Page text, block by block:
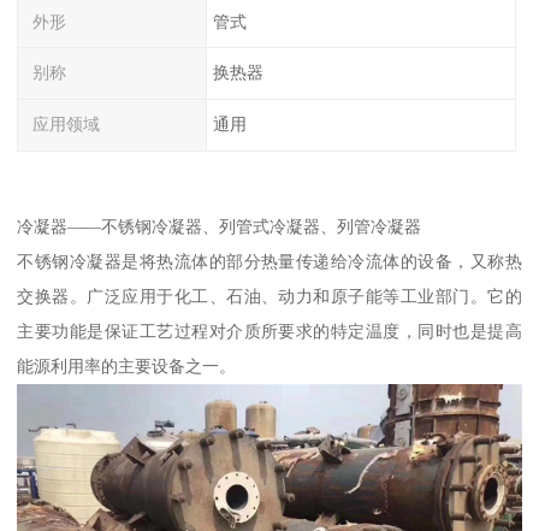
外形 管式
别称 换热器
应用领域 通用
冷凝器——不锈钢冷凝器、列管式冷凝器、列管冷凝器
不锈钢冷凝器是将热流体的部分热量传递给冷流体的设备，又称热
交换器。广泛应用于化工、石油、动力和原子能等工业部门。它的
主要功能是保证工艺过程对介质所要求的特定温度，同时也是提高
能源利用率的主要设备之一。